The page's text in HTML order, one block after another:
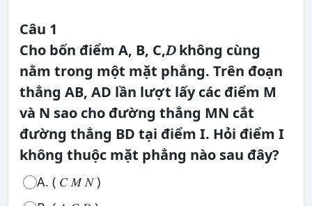
Câu 1
Cho bốn điểm A, B, C,𝐷 không cùng
nằm trong một mặt phẳng. Trên đoạn
thẳng AB, AD lần lượt lấy các điểm M
và N sao cho đường thẳng MN cắt
đường thẳng BD tại điểm I. Hỏi điểm I
không thuộc mặt phẳng nào sau đây?
A. ( 𝐶 𝑀 𝑁 )